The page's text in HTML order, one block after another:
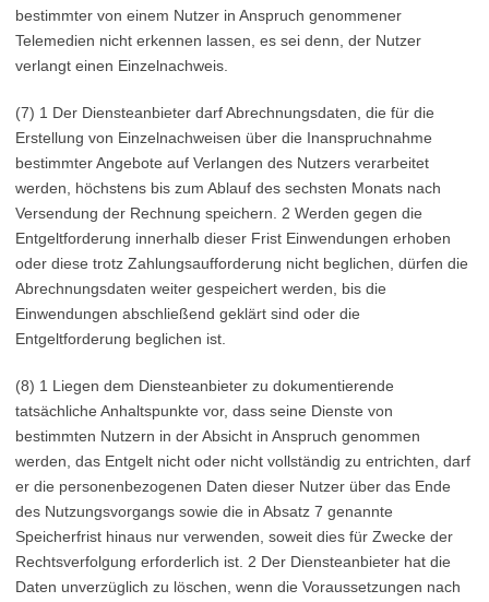
bestimmter von einem Nutzer in Anspruch genommener
Telemedien nicht erkennen lassen, es sei denn, der Nutzer
verlangt einen Einzelnachweis.
(7) 1 Der Diensteanbieter darf Abrechnungsdaten, die für die
Erstellung von Einzelnachweisen über die Inanspruchnahme
bestimmter Angebote auf Verlangen des Nutzers verarbeitet
werden, höchstens bis zum Ablauf des sechsten Monats nach
Versendung der Rechnung speichern. 2 Werden gegen die
Entgeltforderung innerhalb dieser Frist Einwendungen erhoben
oder diese trotz Zahlungsaufforderung nicht beglichen, dürfen die
Abrechnungsdaten weiter gespeichert werden, bis die
Einwendungen abschließend geklärt sind oder die
Entgeltforderung beglichen ist.
(8) 1 Liegen dem Diensteanbieter zu dokumentierende
tatsächliche Anhaltspunkte vor, dass seine Dienste von
bestimmten Nutzern in der Absicht in Anspruch genommen
werden, das Entgelt nicht oder nicht vollständig zu entrichten, darf
er die personenbezogenen Daten dieser Nutzer über das Ende
des Nutzungsvorgangs sowie die in Absatz 7 genannte
Speicherfrist hinaus nur verwenden, soweit dies für Zwecke der
Rechtsverfolgung erforderlich ist. 2 Der Diensteanbieter hat die
Daten unverzüglich zu löschen, wenn die Voraussetzungen nach